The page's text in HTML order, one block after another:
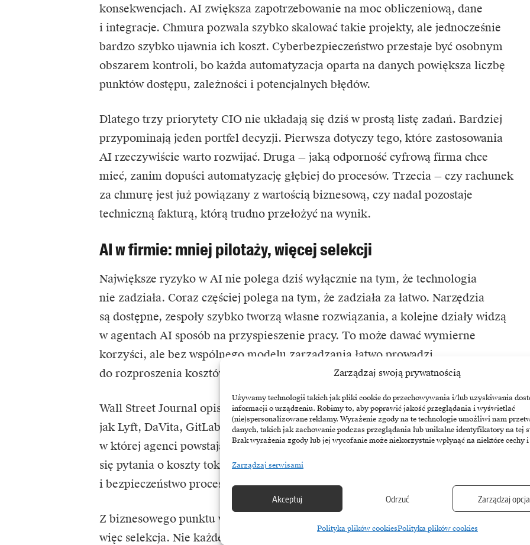
Zarządzaj swoją prywatnością
Używamy technologii takich jak pliki cookie do przechowywania i/lub uzyskiwania
informacji o urządzeniu. Robimy to, aby poprawić jakość przeglądania i wyświetlać
(nie)spersonalizowane reklamy. Wyrażenie zgody na te technologie umożliwi nam
danych, takich jak zachowanie podczas przeglądania lub unikalne identyfikatory na tej
Brak wyrażenia zgody lub jej wycofanie może niekorzystnie wpłynąć na niektóre cechy
Zarządzaj serwisami
Akceptuj Odrzuć Zarządzaj
Polityka plików cookiesPolityka plików cookies
konsekwencjach. AI zwiększa zapotrzebowanie na moc obliczeniową, dane
i integracje. Chmurapozwala szybko skalować takie projekty, ale jednocześnie
bardzo szybko ujawnia ich koszt. Cyberbezpieczeństwo przestaje być osobnym
obszarem kontroli, bo każda automatyzacja oparta na danych powiększa liczbę
punktów dostępu, zależności i potencjalnych błędów.
Dlatego trzy priorytety CIO nie układają się dziś w prostą listę zadań. Bardziej
przypominają jeden portfel decyzji. Pierwsza dotyczy tego, które zastosowania
AI rzeczywiście warto rozwijać. Druga — jaką odporność cyfrową firma chce
mieć, zanim dopuści automatyzację głębiej do procesów. Trzecia — czy rachunek
za chmurę jest już powiązany z wartością biznesową, czy nadal pozostaje
techniczną fakturą, którą trudno przełożyć na wynik.
AI w firmie: mniej pilotaży, więcej selekcji
Największe ryzyko w AI nie polega dziś wyłącznie na tym, że technologia
nie zadziała. Coraz częściej polega na tym, że zadziała za łatwo. Narzędzia
są dostępne, zespoły szybko tworzą własne rozwiązania, a kolejne działy widzą
w agentach AI sposób na przyspieszenie pracy. To może dawać wymierne
korzyści, ale bez wspólnego modelu zarządzania łatwo prowadzi
do rozproszenia kosztów, dublowania narzędzi i trudniejszej kontroli danych.
Wall Street Journalopisywał już problem nadmiaru agentów AI w firmach takich
jak Lyft, DaVita, GitLab czy FICO. Organizacje zaczynają mierzyć się z sytuacją,
w której agenci powstają szybciej niż mechanizmy ich nadzoru. W tle pojawiają
się pytania o koszty tokenów, dostęp do danych, odpowiedzialność za decyzje
i bezpieczeństwo procesów.
Z biznesowego punktu widzenia coraz bardziej praktyczna staje się
więc selekcja. Nie każde wdrożenie AI będzie zasługiwać na skalowanie. Wartość